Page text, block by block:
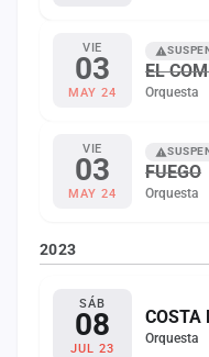
VIE
03
MAY 24
EL
Orquesta
VIE
03
MAY 24
FUEGO
Orquesta
2023
SÁB
08
JUL 23
COSTA
Orquesta